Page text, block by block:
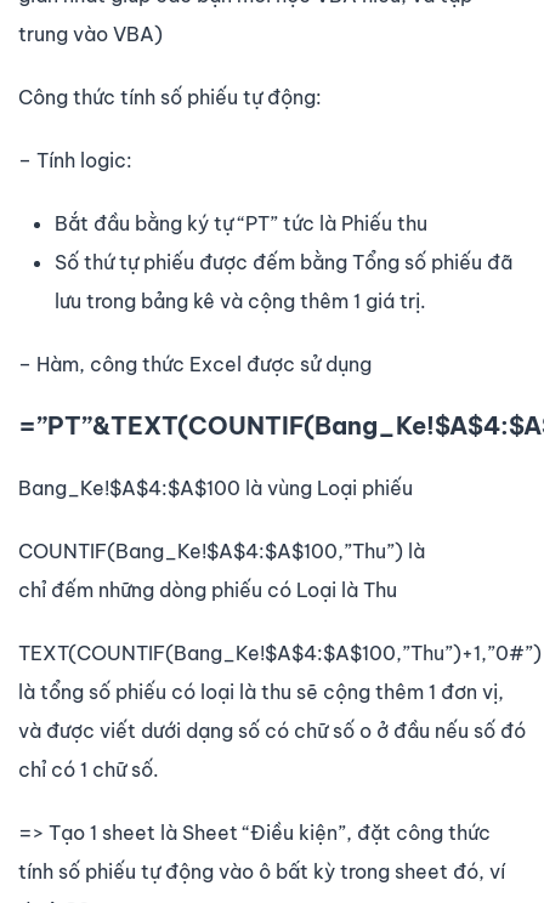
trung vào VBA)
Công thức tính số phiếu tự động:
– Tính logic:
Bắt đầu bằng ký tự “PT” tức là Phiếu thu
Số thứ tự phiếu được đếm bằng Tổng số phiếu đã
lưu trong bảng kê và cộng thêm 1 giá trị.
– Hàm, công thức Excel được sử dụng
Bang_Ke!$A$4:$A$100 là vùng Loại phiếu
COUNTIF(Bang_Ke!$A$4:$A$100,”Thu”) là
chỉ đếm những dòng phiếu có Loại là Thu
TEXT(COUNTIF(Bang_Ke!$A$4:$A$100,”Thu”)+1,”0#”)
là tổng số phiếu có loại là thu sẽ cộng thêm 1 đơn vị,
và được viết dưới dạng số có chữ số o ở đầu nếu số đó
chỉ có 1 chữ số.
=> Tạo 1 sheet là Sheet “Điều kiện”, đặt công thức
tính số phiếu tự động vào ô bất kỳ trong sheet đó, ví